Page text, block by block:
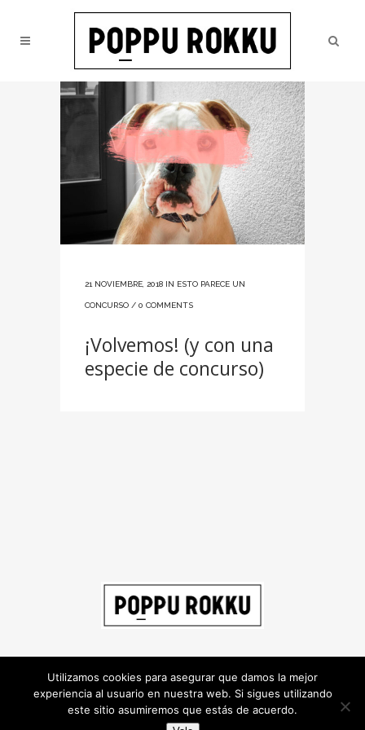
21 NOVIEMBRE, 2018 IN ESTO PARECE UN
CONCURSO / 0 COMMENTS
¡Volvemos! (y con una
especie de concurso)
Utilizamos cookies para asegurar que damos la mejor
experiencia al usuario en nuestra web. Si sigues utilizando
este sitio asumiremos que estás de acuerdo.